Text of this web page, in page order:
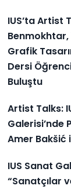
IUS’ta Artist
Benmokhtar,
Grafik
Dersi
Buluştu
Artist Talks:
Galerisi’nde
Amer Bakšić
IUS Sanat
“Sanatçılar